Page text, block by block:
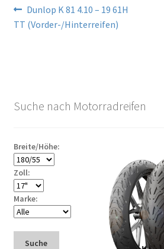
Beitragsnavigation
Vorheriger
Beitrag:
Dunlop K 81 4.10 – 19 61H
TT (Vorder-/Hinterreifen)
Suche nach Motorradreifen
Breite/Höhe:
Zoll:
Marke:
Suche